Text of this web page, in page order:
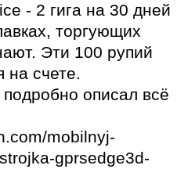
- 2 гига на 30 дней
торгующих
Эти 100 рупий
на счете.
описал всё
mobilnyj-
gprsedge3d-